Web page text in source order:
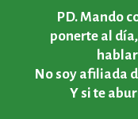
PD. Mando
ponerte al
No soy afiliada
Y si te